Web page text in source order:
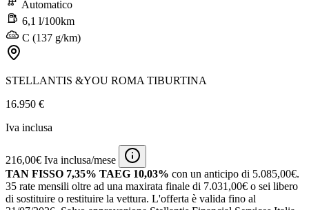
Automatico
6,1 l/100km
C (137 g/km)
STELLANTIS &YOU ROMA TIBURTINA
16.950 €
Iva inclusa
216,00€ Iva inclusa/mese
TAN FISSO 7,35% TAEG 10,03% con un anticipo di 5.085,00€.
35 rate mensili oltre ad una maxirata finale di 7.031,00€ o sei libero
di sostituire o restituire la vettura. L'offerta è valida fino al